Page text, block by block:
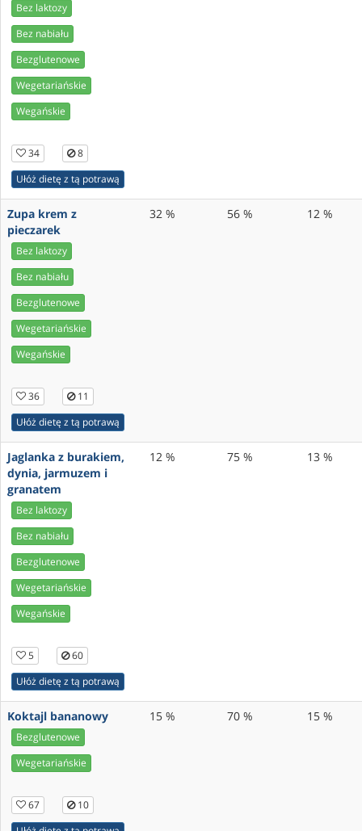
Bez laktozy
Bez nabiału
Bezglutenowe
Wegetariańskie
Wegańskie
34
8
Ułóż dietę z tą potrawą
Zupa krem z
pieczarek
Bez laktozy
Bez nabiału
Bezglutenowe
Wegetariańskie
Wegańskie
36
11
Ułóż dietę z tą potrawą
32 % 56 % 12 %
Jaglanka z burakiem,
dynia, jarmuzem i
granatem
Bez laktozy
Bez nabiału
Bezglutenowe
Wegetariańskie
Wegańskie
5
60
Ułóż dietę z tą potrawą
12 % 75 % 13 %
Koktajl bananowy
Bezglutenowe
Wegetariańskie
67
10
15 % 70 % 15 %